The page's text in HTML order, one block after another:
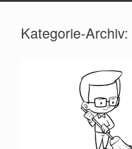
Kategorie-Archiv: